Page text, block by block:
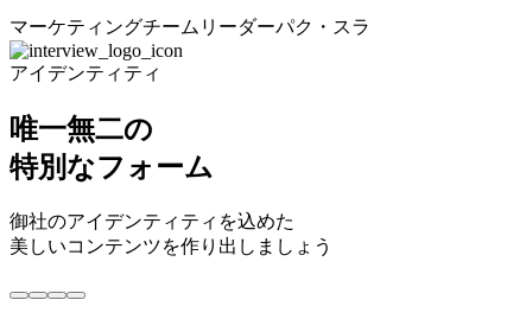
マーケティングチームリーダーパク・スラ
アイデンティティ
唯一無二の
特別なフォーム
御社のアイデンティティを込めた
美しいコンテンツを作り出しましょう